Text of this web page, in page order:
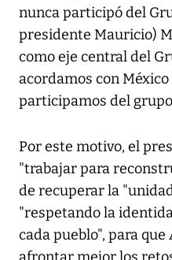
nunca participó del
presidente Mauricio)
como eje central del
acordamos con
participamos del
Por este motivo, el
"trabajar para
de recuperar la
"respetando la
cada pueblo", para